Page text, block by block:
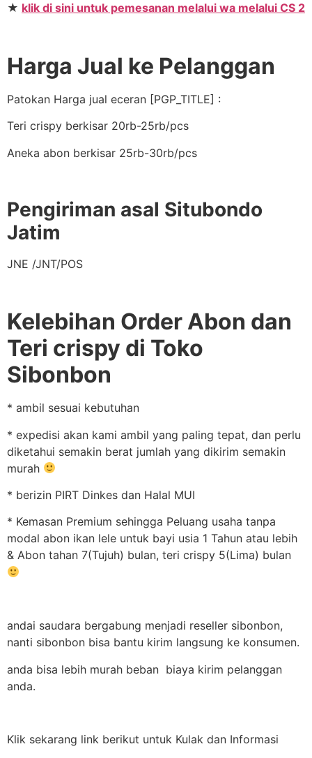
★ klik di sini untuk pemesanan melalui wa melalui CS 2
Harga Jual ke Pelanggan
Patokan Harga jual eceran [PGP_TITLE] :
Teri crispy berkisar 20rb-25rb/pcs
Aneka abon berkisar 25rb-30rb/pcs
Pengiriman asal Situbondo
Jatim
JNE /JNT/POS
Kelebihan Order Abon dan
Teri crispy di Toko
Sibonbon
* ambil sesuai kebutuhan
* expedisi akan kami ambil yang paling tepat, dan perlu
diketahui semakin berat jumlah yang dikirim semakin
murah
* berizin PIRT Dinkes dan Halal MUI
* Kemasan Premium sehingga Peluang usaha tanpa
modal abon ikan lele untuk bayi usia 1 Tahun atau lebih
& Abon tahan 7(Tujuh) bulan, teri crispy 5(Lima) bulan
andai saudara bergabung menjadi reseller sibonbon,
nanti sibonbon bisa bantu kirim langsung ke konsumen.
anda bisa lebih murah beban biaya kirim pelanggan
anda.
Klik sekarang link berikut untuk Kulak dan Informasi